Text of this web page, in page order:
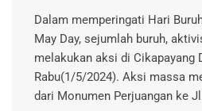
Dalam memperingati Hari
May Day, sejumlah buruh,
melakukan aksi di Cikapayang
Rabu(1/5/2024). Aksi massa
dari Monumen Perjuangan ke